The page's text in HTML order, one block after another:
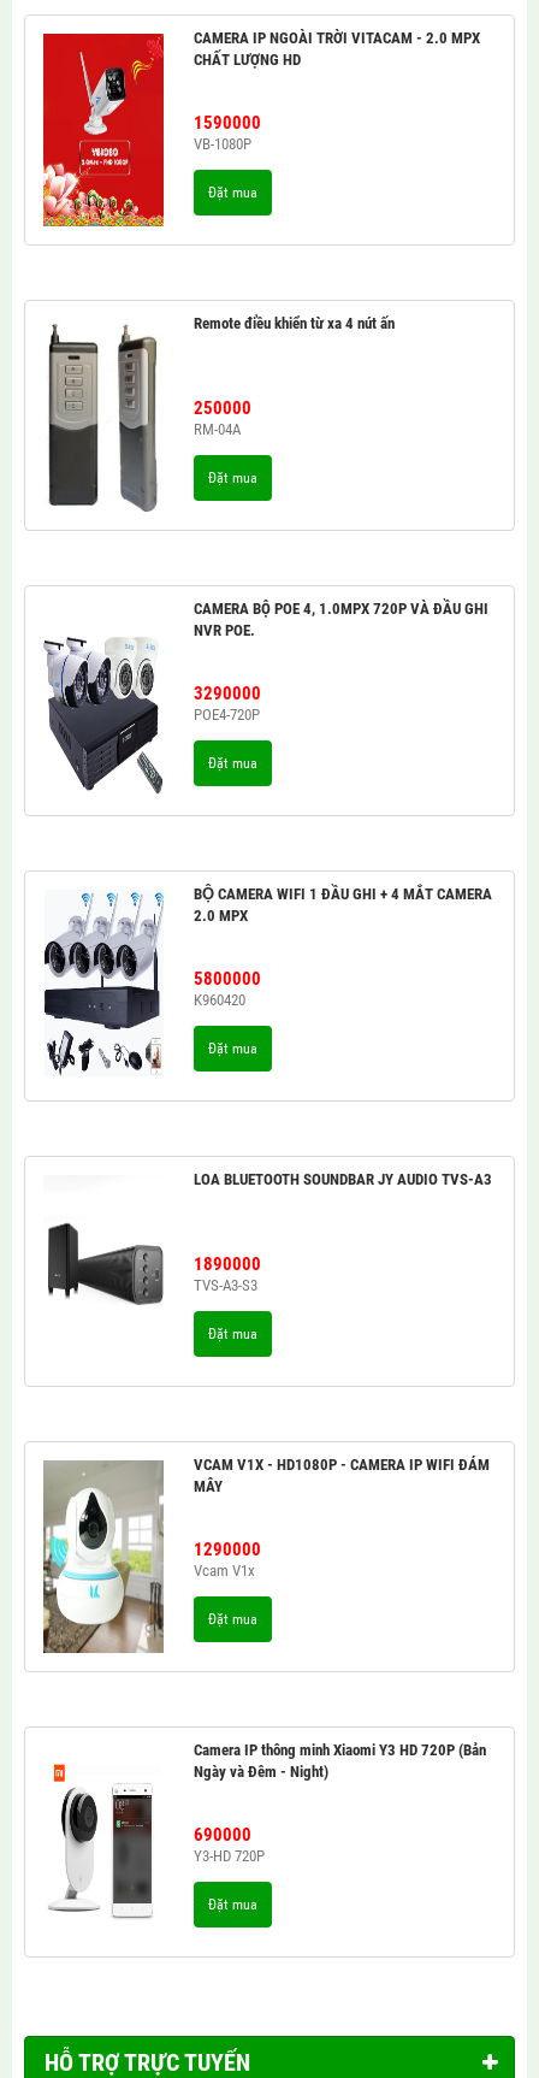
CAMERA IP NGOÀI TRỜI VITACAM - 2.0 MPX
CHẤT LƯỢNG HD
1590000
VB-1080P
Đặt mua
Remote điều khiển từ xa 4 nút ấn
250000
RM-04A
Đặt mua
CAMERA BỘ POE 4, 1.0MPX 720P VÀ ĐẦU GHI
NVR POE.
3290000
POE4-720P
Đặt mua
BỘ CAMERA WIFI 1 ĐẦU GHI + 4 MẮT CAMERA
2.0 MPX
5800000
K960420
Đặt mua
LOA BLUETOOTH SOUNDBAR JY AUDIO TVS-A3
1890000
TVS-A3-S3
Đặt mua
VCAM V1X - HD1080P - CAMERA IP WIFI ĐÁM
MÂY
1290000
Vcam V1x
Đặt mua
Camera IP thông minh Xiaomi Y3 HD 720P (Bản
Ngày và Đêm - Night)
690000
Y3-HD 720P
Đặt mua
HỖ TRỢ TRỰC TUYẾN